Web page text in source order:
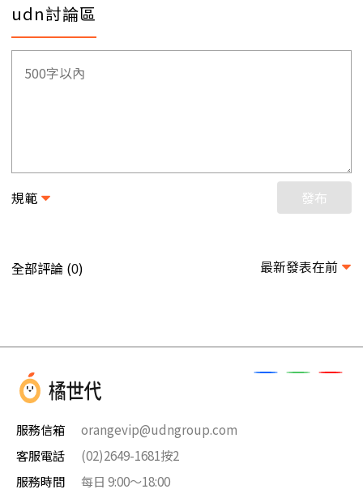
udn討論區
規範 發布
全部評論 (0) 最新發表在前
服務信箱
orangevip@udngroup.com
客服電話
(02)2649-1681按2
服務時間
每日 9:00～18:00